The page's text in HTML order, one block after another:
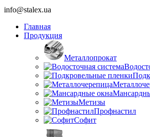
info@stalex.ua
Главная
Продукция
Металлопрокат
Метизы
Профнастил
Софит